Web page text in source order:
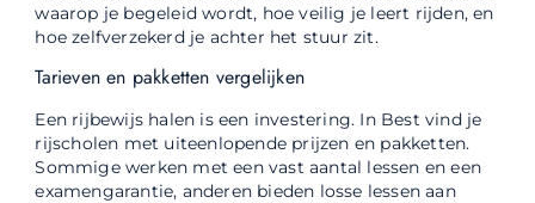
waarop je begeleid wordt, hoe veilig je leert rijden, en
hoe zelfverzekerd je achter het stuur zit.
Tarieven en pakketten vergelijken
Een rijbewijs halen is een investering. In Best vind je
rijscholen met uiteenlopende prijzen en pakketten.
Sommige werken met een vast aantal lessen en een
examengarantie, anderen bieden losse lessen aan